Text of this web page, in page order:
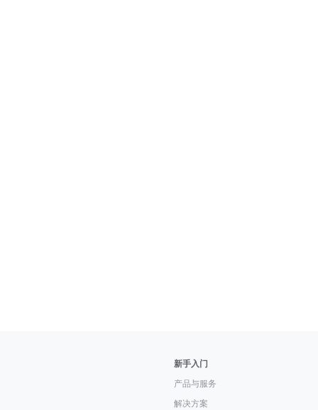
新手入门
产品与服务
解决方案